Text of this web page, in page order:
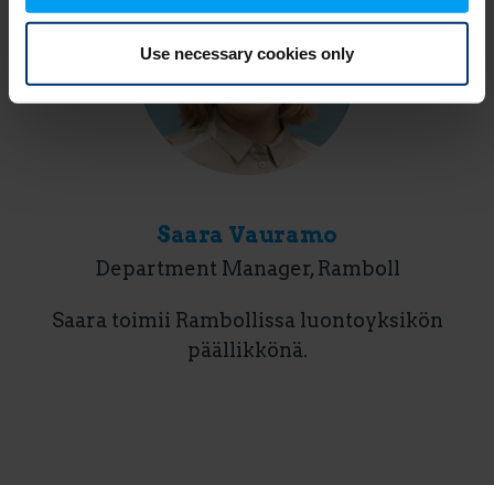
Use necessary cookies only
Saara Vauramo
Department Manager, Ramboll
Saara toimii Rambollissa luontoyksikön
päällikkönä.